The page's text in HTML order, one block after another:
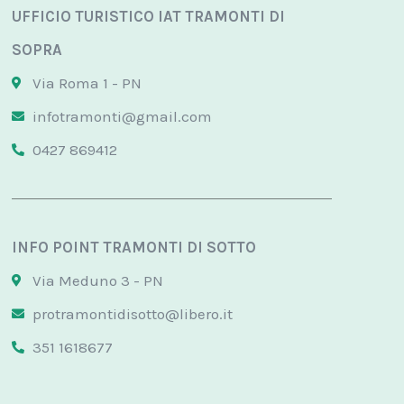
UFFICIO TURISTICO IAT TRAMONTI DI
SOPRA
Via Roma 1 - PN
infotramonti@gmail.com
0427 869412
INFO POINT TRAMONTI DI SOTTO
Via Meduno 3 - PN
protramontidisotto@libero.it
351 1618677